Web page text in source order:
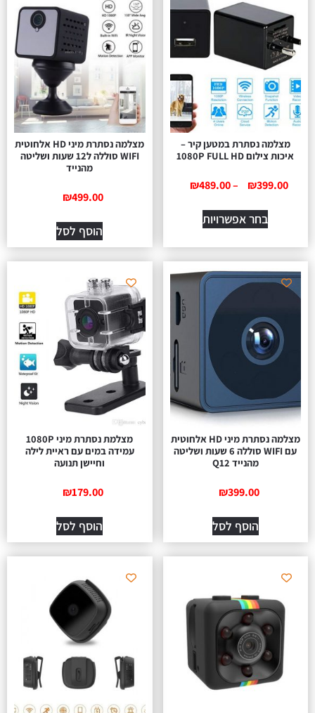
מצלמה נסתרת במטען קיר –
איכות צילום 1080P FULL HD
₪399.00
–
₪489.00
בחר אפשרויות
מצלמה נסתרת מיני HD אלחוטית
WIFI סוללה ל12 שעות ושליטה
מהנייד
₪499.00
הוסף לסל
מצלמה נסתרת מיני HD אלחוטית
עם WIFI סוללה 6 שעות ושליטה
מהנייד Q12
₪399.00
הוסף לסל
מצלמת נסתרת מיני 1080P
עמידה במים עם ראיית לילה
וחיישן תנועה
₪179.00
הוסף לסל